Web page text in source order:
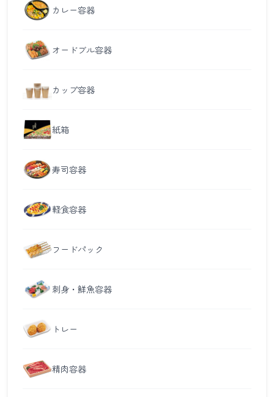
カレー容器
オードブル容器
カップ容器
紙箱
寿司容器
軽食容器
フードパック
刺身・鮮魚容器
トレー
精肉容器